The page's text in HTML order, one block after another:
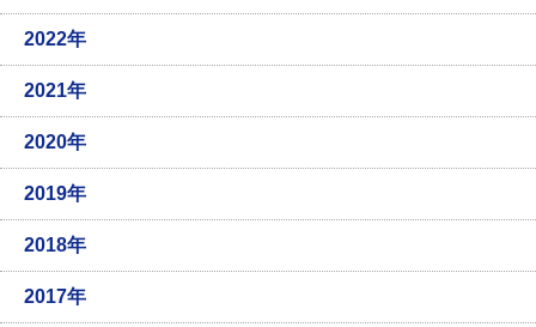
2022年
2021年
2020年
2019年
2018年
2017年